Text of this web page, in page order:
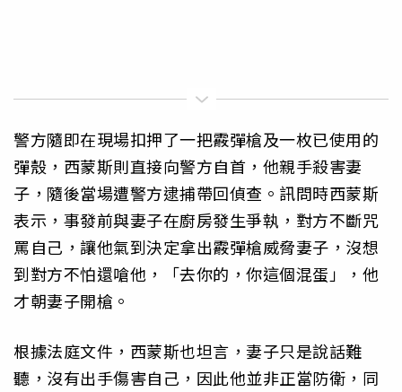
警方隨即在現場扣押了一把霰彈槍及一枚已使用的
彈殼，西蒙斯則直接向警方自首，他親手殺害妻
子，隨後當場遭警方逮捕帶回偵查。訊問時西蒙斯
表示，事發前與妻子在廚房發生爭執，對方不斷咒
罵自己，讓他氣到決定拿出霰彈槍威脅妻子，沒想
到對方不怕還嗆他，「去你的，你這個混蛋」，他
才朝妻子開槍。
根據法庭文件，西蒙斯也坦言，妻子只是說話難
聽，沒有出手傷害自己，因此他並非正當防衛，同